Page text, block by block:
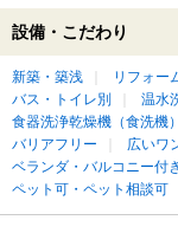
設備・こだわり
新築・築浅 リフォー
バス・トイレ別
温水
食器洗浄乾燥機（食洗機
バリアフリー
広いワ
ベランダ・バルコニー付
ペット可・ペット相談可